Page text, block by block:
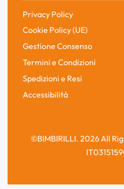
Privacy Policy
Cookie Policy (UE)
Gestione Consenso
Termini e Condizioni
Spedizioni e Resi
Accessibilità
©BIMBIRILLI. 2026 All